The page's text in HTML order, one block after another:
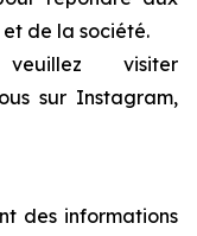
et de la société.
visiter
sur Instagram,
des informations